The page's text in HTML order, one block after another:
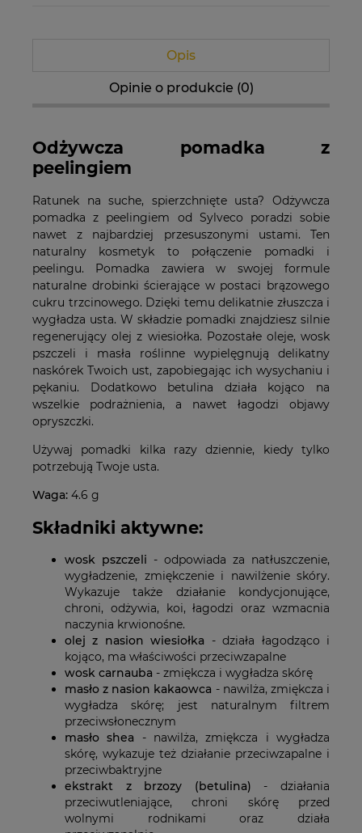
Opis
Opinie o produkcie (0)
Odżywcza pomadka z
peelingiem
Ratunek na suche, spierzchnięte usta? Odżywcza
pomadka z peelingiem od Sylveco poradzi sobie
nawet z najbardziej przesuszonymi ustami. Ten
naturalny kosmetyk to połączenie pomadki i
peelingu. Pomadka zawiera w swojej formule
naturalne drobinki ścierające w postaci brązowego
cukru trzcinowego. Dzięki temu delikatnie złuszcza i
wygładza usta. W składzie pomadki znajdziesz silnie
regenerujący olej z wiesiołka. Pozostałe oleje, wosk
pszczeli i masła roślinne wypielęgnują delikatny
naskórek Twoich ust, zapobiegając ich wysychaniu i
pękaniu. Dodatkowo betulina działa kojąco na
wszelkie podrażnienia, a nawet łagodzi objawy
opryszczki.
Używaj pomadki kilka razy dziennie, kiedy tylko
potrzebują Twoje usta.
Waga: 4.6 g
Składniki aktywne:
wosk pszczeli - odpowiada za natłuszczenie,
wygładzenie, zmiękczenie i nawilżenie skóry.
Wykazuje także działanie kondycjonujące,
chroni, odżywia, koi, łagodzi oraz wzmacnia
naczynia krwionośne.
olej z nasion wiesiołka - działa łagodząco i
kojąco, ma właściwości przeciwzapalne
wosk carnauba - zmiękcza i wygładza skórę
masło z nasion kakaowca - nawilża, zmiękcza i
wygładza skórę; jest naturalnym filtrem
przeciwsłonecznym
masło shea - nawilża, zmiękcza i wygładza
skórę, wykazuje też działanie przeciwzapalne i
przeciwbaktryjne
ekstrakt z brzozy (betulina) - działania
przeciwutleniające, chroni skórę przed
wolnymi rodnikami oraz działa